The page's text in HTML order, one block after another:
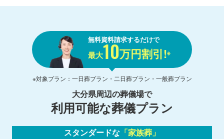
無料資料請求するだけで
最大10万円割引!※
※対象プラン：一日葬プラン・二日葬プラン・一般葬プラン
大分県周辺の葬儀場で
利用可能な葬儀プラン
スタンダードな 「家族葬」